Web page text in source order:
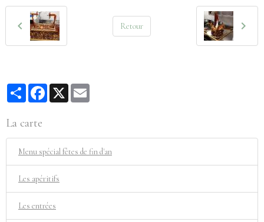
Retour
PartagerFacebook
X
La carte
Menu spécial fêtes de fin d'an
Les apéritifs
Les entrées